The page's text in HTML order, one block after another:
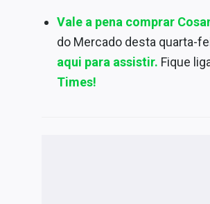
Vale a pena comprar
do Mercado desta quarta-
aqui para assistir. Fique
Times!